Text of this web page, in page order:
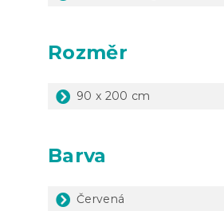
Rozměr
90 x 200 cm
Barva
Červená